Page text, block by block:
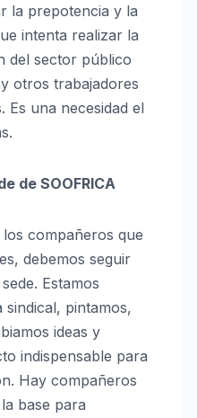
la prepotencia y la
intenta realizar la
del sector público
otros trabajadores
Es una necesidad el
de SOOFRICA
compañeros que
debemos seguir
Estamos
pintamos,
ideas y
indispensable para
Hay compañeros
base para